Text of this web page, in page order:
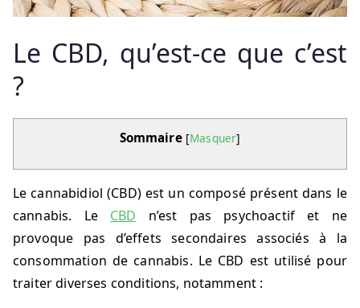
Le CBD, qu’est-ce que c’est
?
Sommaire [Masquer]
Le cannabidiol (CBD) est un composé présent dans le
cannabis. Le CBD n’est pas psychoactif et ne
provoque pas d’effets secondaires associés à la
consommation de cannabis. Le CBD est utilisé pour
traiter diverses conditions, notamment :